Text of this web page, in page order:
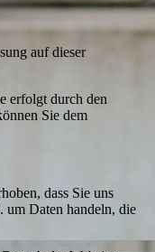
auf dieser
erfolgt durch den
Sie dem
dass Sie uns
um Daten handeln, die